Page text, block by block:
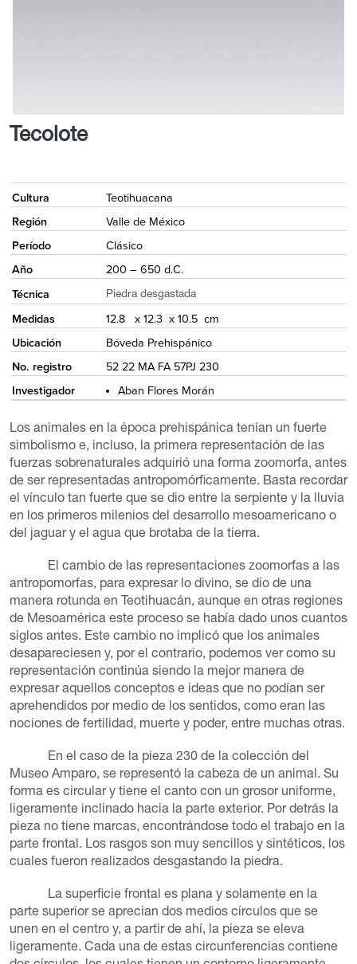
Tecolote
Cultura
Teotihuacana
Región
Valle de México
Período
Clásico
Año
200 – 650 d.C.
Técnica
Piedra desgastada
Medidas
12.8 x 12.3 x 10.5 cm
Ubicación
Bóveda Prehispánico
No. registro
52 22 MA FA 57PJ 230
Investigador
Aban Flores Morán
Los animales en la época prehispánica tenían un fuerte
simbolismo e, incluso, la primera representación de las
fuerzas sobrenaturales adquirió una forma zoomorfa, antes
de ser representadas antropomórficamente. Basta recordar
el vínculo tan fuerte que se dio entre la serpiente y la lluvia
en los primeros milenios del desarrollo mesoamericano o
del jaguar y el agua que brotaba de la tierra.
El cambio de las representaciones zoomorfas a las
antropomorfas, para expresar lo divino, se dio de una
manera rotunda en Teotihuacán, aunque en otras regiones
de Mesoamérica este proceso se había dado unos cuantos
siglos antes. Este cambio no implicó que los animales
desapareciesen y, por el contrario, podemos ver como su
representación continúa siendo la mejor manera de
expresar aquellos conceptos e ideas que no podían ser
aprehendidos por medio de los sentidos, como eran las
nociones de fertilidad, muerte y poder, entre muchas otras.
En el caso de la pieza 230 de la colección del
Museo Amparo, se representó la cabeza de un animal. Su
forma es circular y tiene el canto con un grosor uniforme,
ligeramente inclinado hacia la parte exterior. Por detrás la
pieza no tiene marcas, encontrándose todo el trabajo en la
parte frontal. Los rasgos son muy sencillos y sintéticos, los
cuales fueron realizados desgastando la piedra.
La superficie frontal es plana y solamente en la
parte superior se aprecian dos medios círculos que se
unen en el centro y, a partir de ahí, la pieza se eleva
ligeramente. Cada una de estas circunferencias contiene